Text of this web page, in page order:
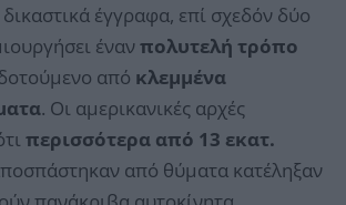
έγγραφα, επί σχεδόν δύο
ένανπολυτελή τρόπο
από κλεμμένα
. Οι αμερικανικές αρχές
περισσότερα από 13 εκατ.
από θύματα κατέληξαν